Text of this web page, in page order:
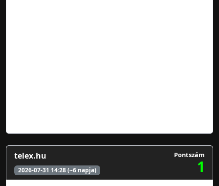
telex.hu
2026-07-31 14:28 (~6 napja)
Pontszám
1